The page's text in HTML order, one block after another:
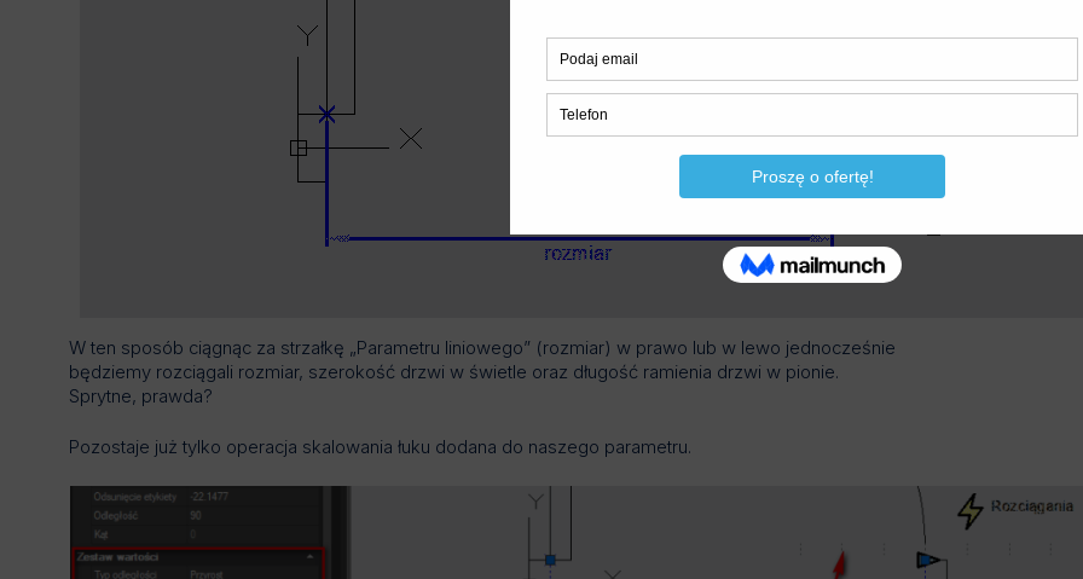
W ten sposób ciągnąc za strzałkę „Parametru liniowego” (rozmiar) w prawo lub w lewo jednocześnie
będziemy rozciągali rozmiar, szerokość drzwi w świetle oraz długość ramienia drzwi w pionie.
Sprytne, prawda?
Pozostaje już tylko operacja skalowania łuku dodana do naszego parametru.